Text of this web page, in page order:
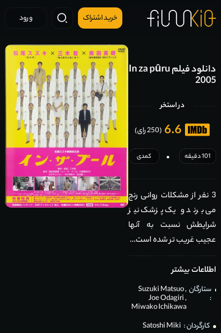
خرید اشتراک ورود
دانلود فیلم In za pûru
2005
در استخر
6.6 (250 رای)
101 دقیقه کمدی
3 نفر از مشکلات روانی رنج
می برند و یک پزشک نیز
شرایطش نسبت به آنها
عجیب غریب تر شده است...
اطلاعات بیشتر
ستارگان
:
Suzuki Matsuo,
Joe Odagiri,
Miwako Ichikawa
کارگردان : Satoshi Miki